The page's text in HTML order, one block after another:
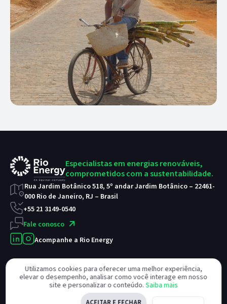
Especialistas em energiasrenováveis,
comprometidoscom a sustentabilidade.
Rua Jardim Botânico 518, 5º andarJardim Botânico – 22461-
000 Rio de Janeiro, RJ – Brasil
+55 21 3149-0540
Fale conosco
Acompanhe a Rio Energy
Copyright © 2025 - Rio Energy. Desenvolvido porWoolly
Utilizamos cookies para oferecer uma melhor experiência,
elevar o desempenho, analisar como você interage em nosso
site e personalizar o conteúdo.Saiba mais